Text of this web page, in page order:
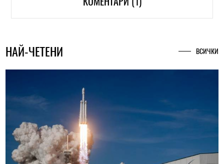
НАЙ-ЧЕТЕНИ ВСИЧКИ